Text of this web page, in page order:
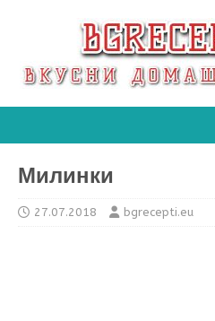
Милинки
27.07.2018 bgrecepti.eu